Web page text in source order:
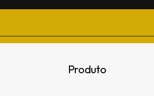
Produto